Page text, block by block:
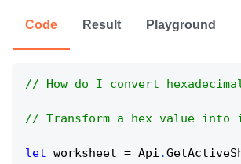
Code Result Playground
// How do I convert
// Transform a hex value into
let worksheet = Api .